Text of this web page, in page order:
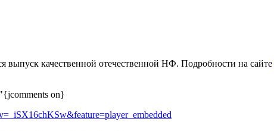
качественной отечественной НФ. Подробности на сайте
on}